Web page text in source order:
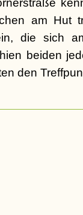
am Hut
die sich
beiden
den